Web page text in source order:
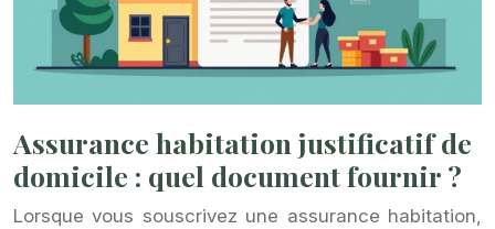
Assurance habitation justificatif de
domicile : quel document fournir ?
Lorsque vous souscrivez une assurance habitation,